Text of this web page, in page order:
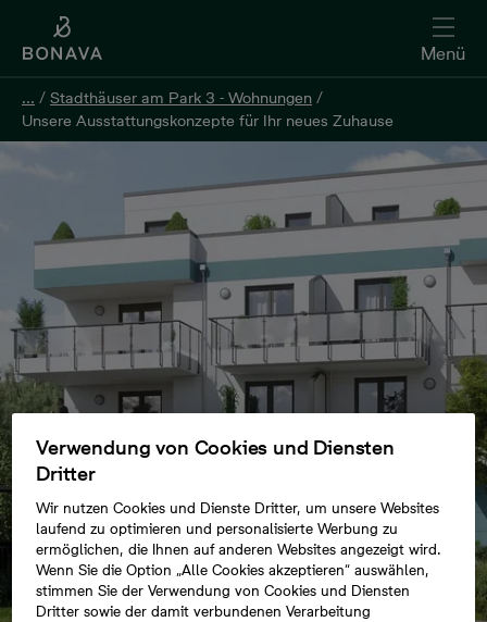
Menü
... / Stadthäuser am Park 3 - Wohnungen /
Unsere Ausstattungskonzepte für Ihr neues Zuhause
Verwendung von Cookies und Diensten
Dritter
Wir nutzen Cookies und Dienste Dritter, um unsere Websites
laufend zu optimieren und personalisierte Werbung zu
ermöglichen, die Ihnen auf anderen Websites angezeigt wird.
Wenn Sie die Option „Alle Cookies akzeptieren“ auswählen,
stimmen Sie der Verwendung von Cookies und Diensten
Dritter sowie der damit verbundenen Verarbeitung